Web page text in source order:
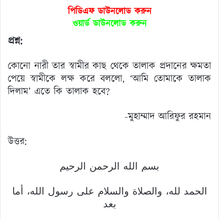
পিডিএফ ডাউনলোড করুন
ওয়ার্ড ডাউনলোড করুন
প্রশ্ন:
কোনো নারী তার স্বামীর কাছ থেকে তালাক প্রদানের ক্ষমতা
পেয়ে স্বামীকে লক্ষ করে বললো, ‘আমি তোমাকে তালাক
দিলাম’ এতে কি তালাক হবে?
-মুহাম্মাদ আরিফুর রহমান
উত্তর:
بسم الله الرحمن الرحيم
الحمد لله، والصلاة والسلام على رسول الله، أما
بعد